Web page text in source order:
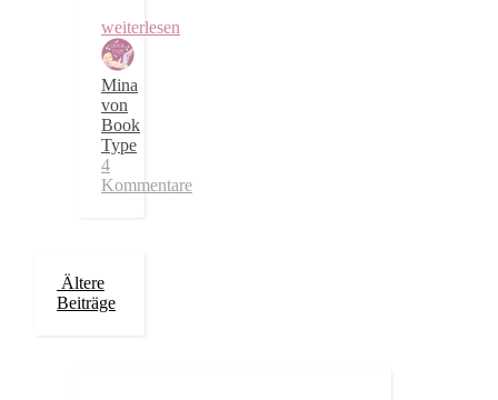
weiterlesen
Mina
von
Book
Type
4
Kommentare
Ältere
Beiträge